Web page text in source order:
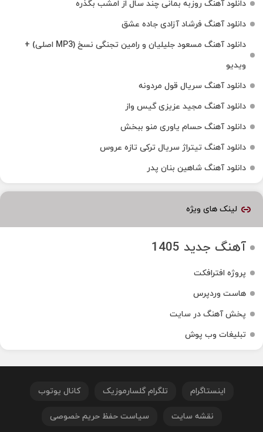
دانلود آهنگ روزبه بمانی چند سال از امشب بگذره
دانلود آهنگ فرشاد آزادی جاده عشق
دانلود آهنگ مسعود جلیلیان و رامین تجنگی نسخ (MP3 اصلی) +
ویدیو
دانلود آهنگ سریال قول مردونه
دانلود آهنگ مجید عزیزی گیس واز
دانلود آهنگ حسام یاوری منو ببخش
دانلود آهنگ تیتراژ سریال ترکی تازه عروس
دانلود آهنگ شاهین بنان پدر
لینک های ویژه
آهنگ جدید 1405
پروژه افترافکت
هاست وردپرس
پخش آهنگ در سایت
تبلیغات وب پوش
اینستاگرام تلگرام گلسارموزیک کانال یوتوب
نقشه سایت سیاست حفظ حریم خصوصی